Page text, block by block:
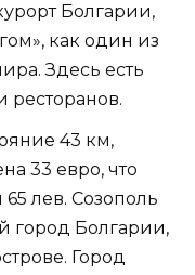
Болгарии,
как один из
Здесь есть
ресторанов.
43 км,
33 евро, что
лев. Созополь
город Болгарии,
Город